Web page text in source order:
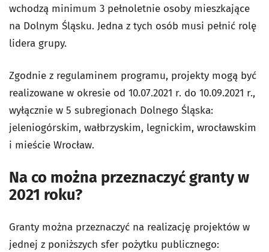
wchodzą minimum 3 pełnoletnie osoby mieszkające
na Dolnym Śląsku. Jedna z tych osób musi pełnić rolę
lidera grupy.
Zgodnie z regulaminem programu, projekty mogą być
realizowane w okresie od 10.07.2021 r. do 10.09.2021 r.,
wyłącznie w 5 subregionach Dolnego Śląska:
jeleniogórskim, wałbrzyskim, legnickim, wrocławskim
i mieście Wrocław.
Na co można przeznaczyć granty w
2021 roku?
Granty można przeznaczyć na realizację projektów w
jednej z poniższych sfer pożytku publicznego: